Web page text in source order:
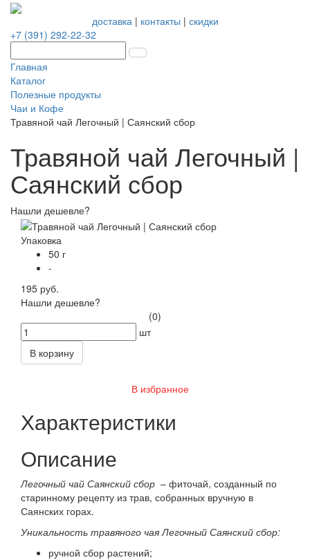
доставка| контакты | скидки
+7 (391) 292-22-32
Главная
Каталог
Полезные продукты
Чаи и Кофе
Травяной чай Легочный | Саянский сбор
Травяной чай Легочный |
Саянский сбор
Нашли дешевле?
Упаковка
50 г
-
195 руб.
Нашли дешевле?
(0)
шт
В корзину
В избранное
Характеристики
Описание
Легочный чай Саянский сбор – фиточай, созданный по
старинному рецепту из трав, собранных вручную в
Саянских горах.
Уникальность травяного чая Легочный Саянский сбор:
ручной сбор растений;